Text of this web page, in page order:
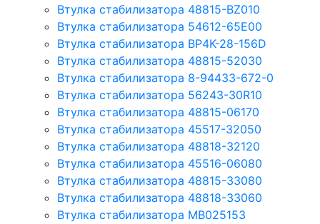
Втулка стабилизатора 48815-BZ010
Втулка стабилизатора 54612-65Е00
Втулка стабилизатора BP4K-28-156D
Втулка стабилизатора 48815-52030
Втулка стабилизатора 8-94433-672-0
Втулка стабилизатора 56243-30R10
Втулка стабилизатора 48815-06170
Втулка стабилизатора 45517-32050
Втулка стабилизатора 48818-32120
Втулка стабилизатора 45516-06080
Втулка стабилизатора 48815-33080
Втулка стабилизатора 48818-33060
Втулка стабилизатора MB025153